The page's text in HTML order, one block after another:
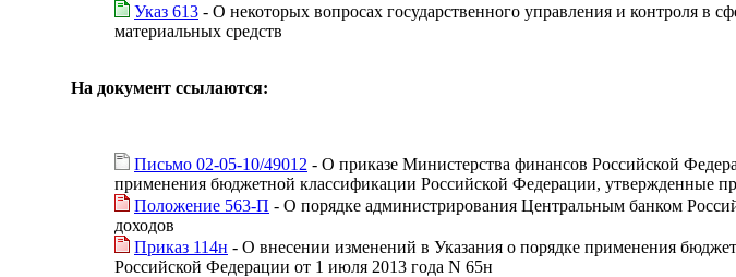
Указ 613 - О некоторых вопросах государственного управления и контроля в
материальных средств
На документ ссылаются:
Письмо 02-05-10/49012 - О приказе Министерства финансов Российской
применения бюджетной классификации Российской Федерации, утвержденные
Положение 563-П - О порядке администрирования Центральным банком
доходов
Приказ 114н - О внесении изменений в Указания о порядке применения
Российской Федерации от 1 июля 2013 года N 65н